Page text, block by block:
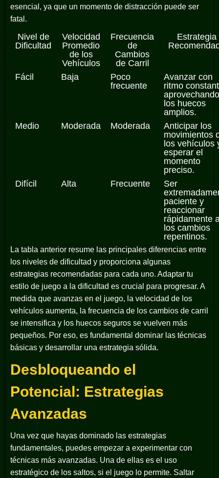
esencial, ya que un momento de distracción puede ser
fatal.
Nivel de
Dificultad
Velocidad
Promedio
de los
Vehículos
Frecuencia
de
Cambios
de Carril
Estrategia
Fácil Baja
Poco
frecuente
Avanzar con
ritmo
aprovechando
los huecos
amplios.
Medio
Moderada Moderada
Anticipar los
movimientos
los vehículos
esperar el
momento
preciso.
Difícil
Alta Frecuente
Ser
paciente y
reaccionar
rápidamente
los cambios
repentinos.
La tabla anterior resume las principales diferencias entre
los niveles de dificultad y proporciona algunas
estrategias recomendadas para cada uno. Adaptar tu
estilo de juego a la dificultad es crucial para progresar. A
medida que avanzas en el juego, la velocidad de los
vehículos aumenta, la frecuencia de los cambios de carril
se intensifica y los huecos seguros se vuelven más
pequeños. Por eso, es fundamental dominar las técnicas
básicas y desarrollar una estrategia sólida.
Desbloqueando el
Potencial: Estrategias
Avanzadas
Una vez que hayas dominado las estrategias
fundamentales, puedes empezar a experimentar con
técnicas más avanzadas. Una de ellas es el uso
estratégico de los saltos, si el juego lo permite. Saltar